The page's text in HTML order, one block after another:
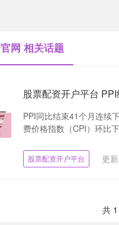
网 相关话题
股票配资开户平台
PPI同比结束41个月连续
费价格指数（CPI）环比
股票配资开户平台 更
共